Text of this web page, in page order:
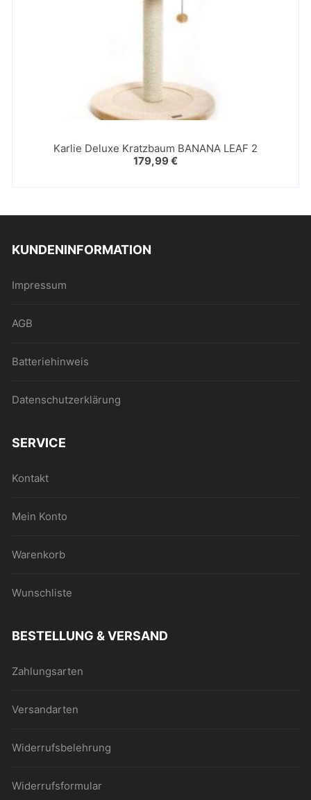
Karlie Deluxe Kratzbaum BANANA LEAF 2
179,99€
KUNDENINFORMATION
Impressum
AGB
Batteriehinweis
Datenschutzerklärung
SERVICE
Kontakt
Mein Konto
Warenkorb
Wunschliste
BESTELLUNG & VERSAND
Zahlungsarten
Versandarten
Widerrufsbelehrung
Widerrufsformular